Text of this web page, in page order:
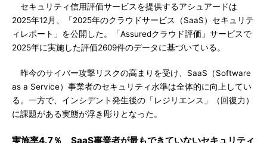
セキュリティ信用評価サービスを提供するアシュアードは
2025年12月、「2025年のクラウドサービス（SaaS）セキュリテ
ィレポート」を公開した。「Assuredクラウド評価」サービスで
2025年に実施した評価2609件のデータに基づいている。
昨今のサイバー攻撃リスクの高まりを受け、SaaS（Software
as a Service）事業者のセキュリティ水準は全体的に向上してい
る。一方で、インシデント発生後の「レジリエンス」（回復力）
に課題がある実態が浮き彫りとなった。
実施率4.7％ SaaS事業者が最もできていないセキュリティ